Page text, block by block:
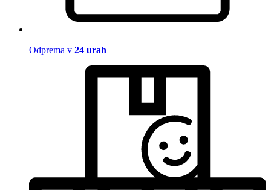
Odprema v 24 urah